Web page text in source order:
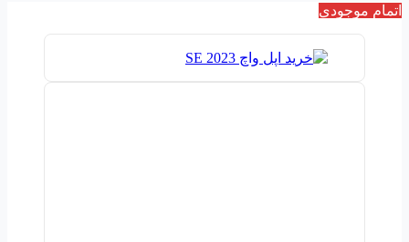
اتمام موجودی